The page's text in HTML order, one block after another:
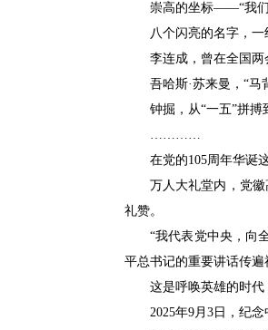
崇高的坐标——“我们
八个闪亮的名字，一
李连成，曾在全国两
吾哈斯·苏来曼，“马
钟掘，从“一五”拼搏
…………
在党的105周年华诞
万人大礼堂内，党
礼赞。
“我代表党中央，向
平总书记的重要讲话传遍
这是呼唤英雄的时代
2025年9月3日，纪